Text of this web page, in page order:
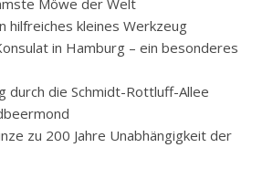
Möwe der Welt
hilfreiches kleines Werkzeug
in Hamburg – ein besonderes
durch die Schmidt-Rottluff-Allee
zu 200 Jahre Unabhängigkeit der